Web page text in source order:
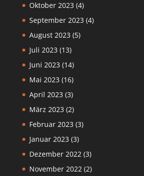
Oktober 2023 (4)
September 2023 (4)
August 2023 (5)
Juli 2023 (13)
Juni 2023 (14)
Mai 2023 (16)
April 2023 (3)
März 2023 (2)
Februar 2023 (3)
Januar 2023 (3)
Dezember 2022(3)
November 2022(2)